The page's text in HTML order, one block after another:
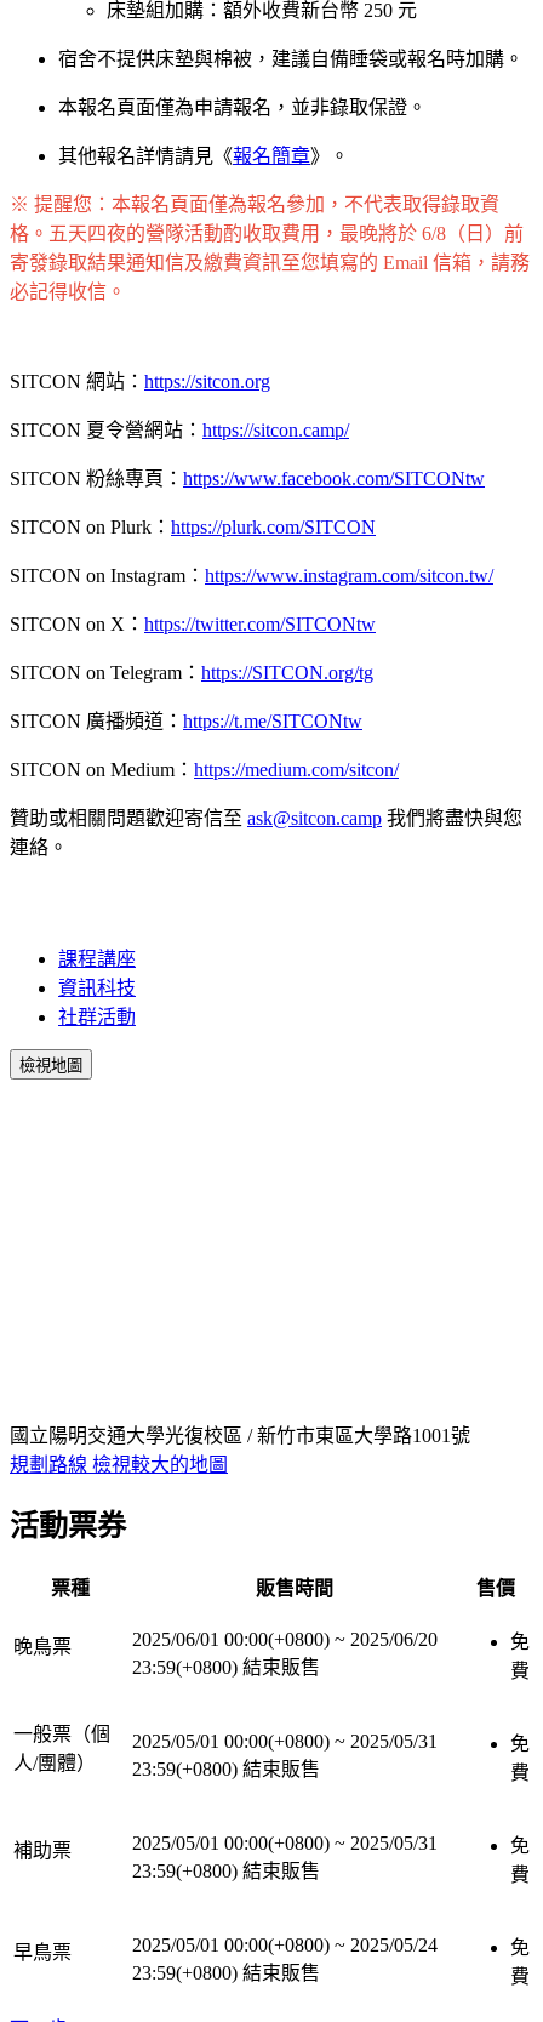
床墊組加購：額外收費新台幣 250 元
宿舍不提供床墊與棉被，建議自備睡袋或報名時加購。
本報名頁面僅為申請報名，並非錄取保證。
其他報名詳情請見《報名簡章》。
※ 提醒您：本報名頁面僅為報名參加，不代表取得錄取資
格。五天四夜的營隊活動酌收取費用，最晚將於 6/8（日）前
寄發錄取結果通知信及繳費資訊至您填寫的 Email 信箱，請務
必記得收信。
SITCON 網站： https://sitcon.org
SITCON 夏令營網站： https://sitcon.camp/
SITCON 粉絲專頁： https://www.facebook.com/SITCONtw
SITCON on Plurk： https://plurk.com/SITCON
SITCON on Instagram： https://www.instagram.com/sitcon.tw/
SITCON on X： https://twitter.com/SITCONtw
SITCON on Telegram： https://SITCON.org/tg
SITCON 廣播頻道： https://t.me/SITCONtw
SITCON on Medium： https://medium.com/sitcon/
贊助或相關問題歡迎寄信至 ask@sitcon.camp 我們將盡快與您
連絡。
課程講座
資訊科技
社群活動
檢視地圖
國立陽明交通大學光復校區 / 新竹市東區大學路1001號
規劃路線 檢視較大的地圖
活動票券
票種 販售時間 售價
晚鳥票 2025/06/01 00:00(+0800) ~ 2025/06/20
23:59(+0800) 結束販售
免
費
一般票（個
人/團體）
2025/05/01 00:00(+0800) ~ 2025/05/31
23:59(+0800) 結束販售
免
費
補助票 2025/05/01 00:00(+0800) ~ 2025/05/31
23:59(+0800) 結束販售
免
費
早鳥票 2025/05/01 00:00(+0800) ~ 2025/05/24
23:59(+0800) 結束販售
免
費